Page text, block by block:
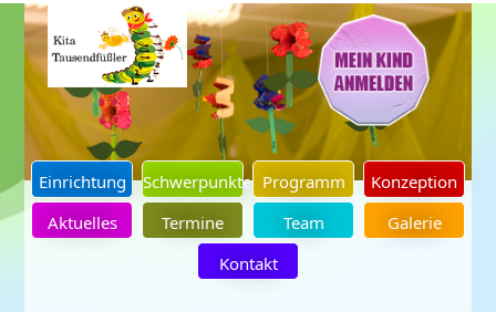
Einrichtung Schwerpunkte Programm
Konzeption
Aktuelles
Termine Team
Galerie
Kontakt